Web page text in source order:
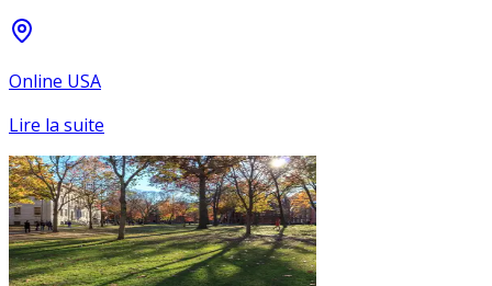
Online USA
Lire la suite